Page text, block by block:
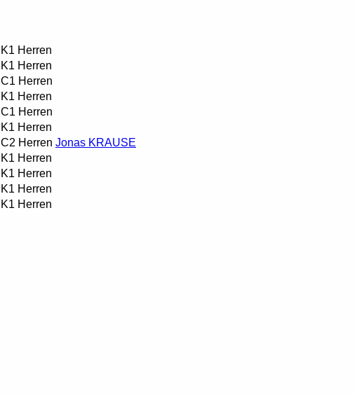
K1 Herren
K1 Herren
C1 Herren
K1 Herren
C1 Herren
K1 Herren
C2 Herren Jonas KRAUSE
K1 Herren
K1 Herren
K1 Herren
K1 Herren